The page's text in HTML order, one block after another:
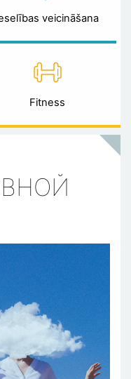
veicināšana
Fitness